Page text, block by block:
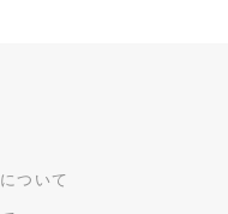
ついて